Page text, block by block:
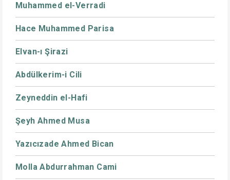
Muhammed el-Verradi
Hace Muhammed Parisa
Elvan-ı Şirazi
Abdülkerim-i Cili
Zeyneddin el-Hafi
Şeyh Ahmed Musa
Yazıcızade Ahmed Bican
Molla Abdurrahman Cami